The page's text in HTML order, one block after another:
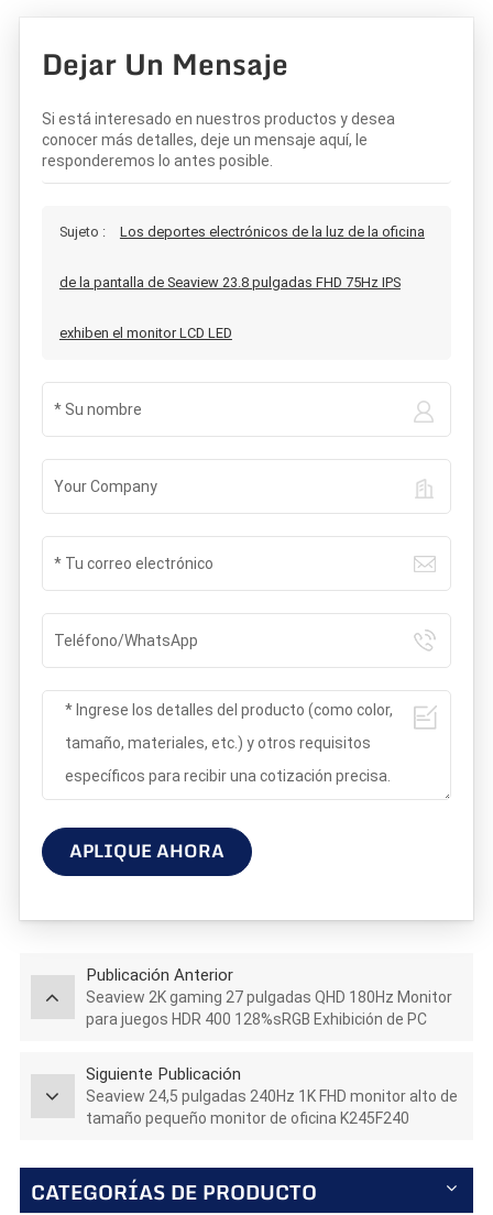
Dejar Un Mensaje
Si está interesado en nuestros productos y desea
conocer más detalles, deje un mensaje aquí, le
responderemos lo antes posible.
Sujeto : Los deportes electrónicos de la luz de la oficina
de la pantalla de Seaview 23.8 pulgadas FHD 75Hz IPS
exhiben el monitor LCD LED
APLIQUE AHORA
Publicación Anterior
Seaview 2K gaming 27 pulgadas QHD 180Hz Monitor
para juegos HDR 400 128%sRGB Exhibición de PC
Siguiente Publicación
Seaview 24,5 pulgadas 240Hz 1K FHD monitor alto de
tamaño pequeño monitor de oficina K245F240
CATEGORÍAS DE PRODUCTO